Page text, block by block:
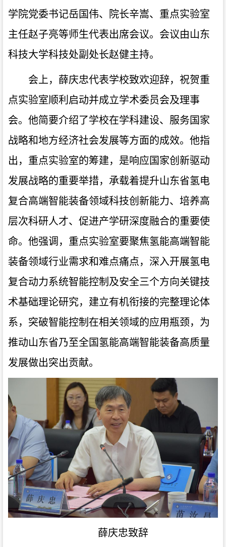
学院党委书记岳国伟、院长辛嵩、重点实验室
主任赵子亮等师生代表出席会议。会议由山东
科技大学科技处副处长赵健主持。
会上， 薛庆忠代表学校致欢迎辞，祝贺重
点实验室顺利启动并成立学术委员会及理事
会。他简要介绍了学校在学科建设、服务国家
战略和地方经济社会发展等方面的成效。他指
出，重点实验室的筹建，是响应国家创新驱动
发展战略的重要举措，承载着提升山东省氢电
复合高端智能装备领域科技创新能力、培养高
层次科研人才、促进产学研深度融合的重要使
命。他强调，重点实验室要聚焦氢能高端智能
装备领域行业需求和难点痛点，深入开展氢电
复合动力系统智能控制及安全三个方向关键技
术基础理论研究，建立有机衔接的完整理论体
系，突破智能控制在相关领域的应用瓶颈，为
推动山东省乃至全国氢能高端智能装备高质量
发展做出突出贡献。
薛庆忠致辞